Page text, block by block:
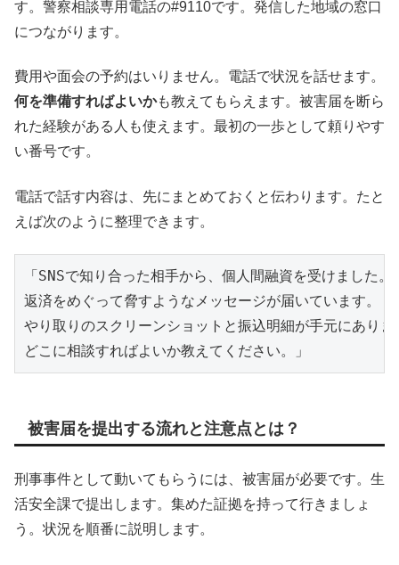
す。警察相談専用電話の#9110です。発信した地域の窓口
につながります。
費用や面会の予約はいりません。電話で状況を話せます。
何を準備すればよいかも教えてもらえます。被害届を断ら
れた経験がある人も使えます。最初の一歩として頼りやす
い番号です。
電話で話す内容は、先にまとめておくと伝わります。たと
えば次のように整理できます。
「SNSで知り合った相手から、個人間融資を受けました。
返済をめぐって脅すようなメッセージが届いています。
やり取りのスクリーンショットと振込明細が手元にありま
どこに相談すればよいか教えてください。」
被害届を提出する流れと注意点とは？
刑事事件として動いてもらうには、被害届が必要です。生
活安全課で提出します。集めた証拠を持って行きましょ
う。状況を順番に説明します。